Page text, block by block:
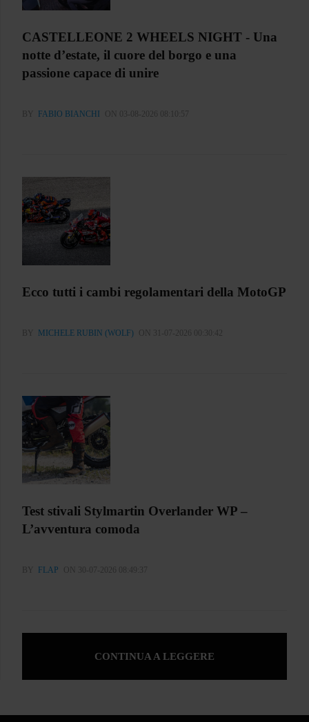
CASTELLEONE 2 WHEELS NIGHT - Una
notte d’estate, il cuore del borgo e una
passione capace di unire
BY FABIO BIANCHI ON 03-08-2026 08:10:57
Ecco tutti i cambi regolamentari della MotoGP
BY MICHELE RUBIN (WOLF) ON 31-07-2026 00:30:42
Test stivali Stylmartin Overlander WP –
L’avventura comoda
BY FLAP ON 30-07-2026 08:49:37
CONTINUA A LEGGERE